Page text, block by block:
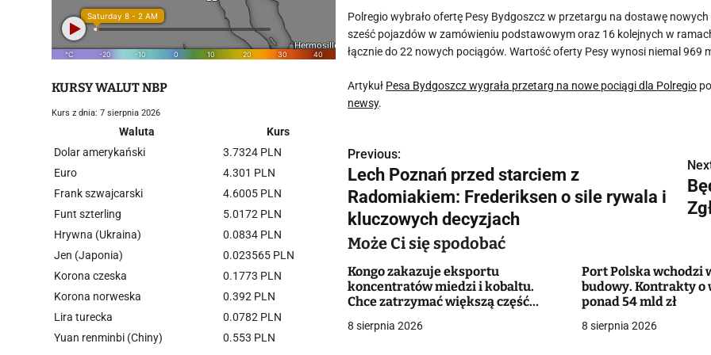
Polregio wybrało ofertę Pesy Bydgoszcz w przetargu na dostawę
sześć pojazdów w zamówieniu podstawowym oraz 16 kolejnych w
łącznie do 22 nowych pociągów. Wartość oferty Pesy wynosi niemal
Artykuł Pesa Bydgoszcz wygrała przetarg na nowe pociągi dla Polregio
newsy.
N
a
w
i
g
a
Previous:
Lech Poznań przed starciem z
Radomiakiem: Frederiksen o sile rywala i
kluczowych decyzjach
Może Ci się spodobać
Kongo zakazuje eksportu
koncentratów miedzi i kobaltu.
Chce zatrzymać większą część
8 sierpnia 2026
Port Polska wchodzi
budowy. Kontrakty o
ponad 54 mld zł
8 sierpnia 2026
KURSY WALUT NBP
Kurs z dnia: 7 sierpnia 2026
Waluta
Kurs
Dolar amerykański
3.7324 PLN
Euro
4.301 PLN
Frank szwajcarski
4.6005 PLN
Funt szterling
5.0172 PLN
Hrywna (Ukraina)
0.0834 PLN
Jen (Japonia)
0.023565 PLN
Korona czeska
0.1773 PLN
Korona norweska
0.392 PLN
Lira turecka
0.0782 PLN
Yuan renminbi (Chiny)
0.553 PLN